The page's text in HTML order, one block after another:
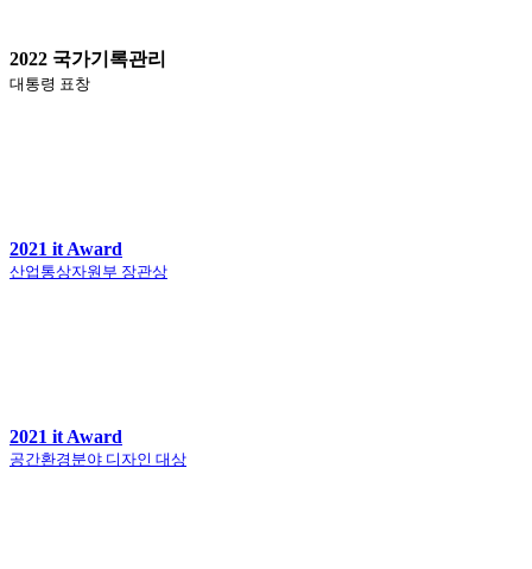
2022 국가기록관리
대통령 표창
2021 it Award
산업통상자원부 장관상
2021 it Award
공간환경분야 디자인 대상